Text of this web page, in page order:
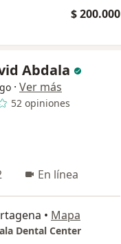
$ 200.000
Abdala
· Ver más
52 opiniones
En línea
• Mapa
Dental Center